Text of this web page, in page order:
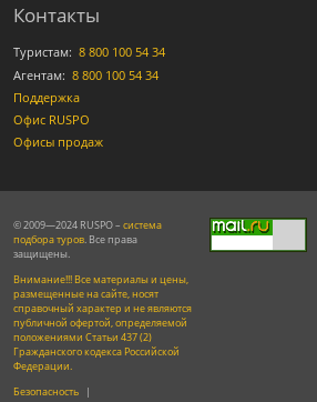
Контакты
Туристам: 8 800 100 54 34
Агентам: 8 800 100 54 34
Поддержка
Офис RUSPO
Офисы продаж
© 2009—2024 RUSPO – система
подбора туров. Все права
защищены.
Внимание!!! Все материалы и цены,
размещенные на сайте, носят
справочный характер и не являются
публичной офертой, определяемой
положениями Статьи 437 (2)
Гражданского кодекса Российской
Федерации.
Безопасность |